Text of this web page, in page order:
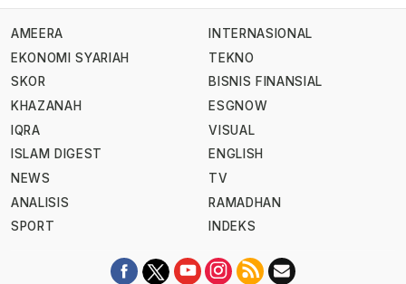
AMEERA
EKONOMI SYARIAH
SKOR
KHAZANAH
IQRA
ISLAM DIGEST
NEWS
ANALISIS
SPORT
INTERNASIONAL
TEKNO
BISNIS FINANSIAL
ESGNOW
VISUAL
ENGLISH
TV
RAMADHAN
INDEKS